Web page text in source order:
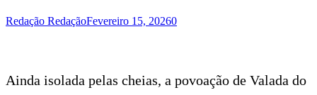
Redação RedaçãoFevereiro 15, 20260
Ainda isolada pelas cheias, a povoação de Valada do